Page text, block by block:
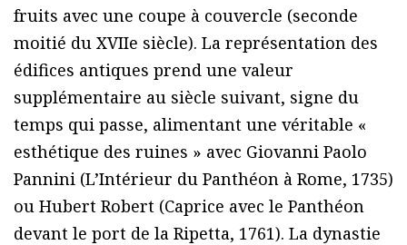
fruits avec une coupe à couvercle (seconde
moitié du XVIIe siècle). La représentation des
édifices antiques prend une valeur
supplémentaire au siècle suivant, signe du
temps qui passe, alimentant une véritable «
esthétique des ruines » avec Giovanni Paolo
Pannini (L’Intérieur du Panthéon à Rome, 1735)
ou Hubert Robert (Caprice avec le Panthéon
devant le port de la Ripetta, 1761). La dynastie